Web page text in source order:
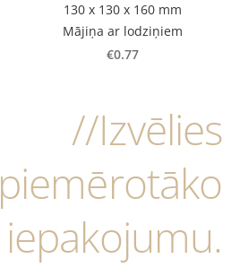
//Izvēlies
piemērotāko
iepakojumu.
130 x 130 x 160 mm
Mājiņa ar lodziņiem
€0.77